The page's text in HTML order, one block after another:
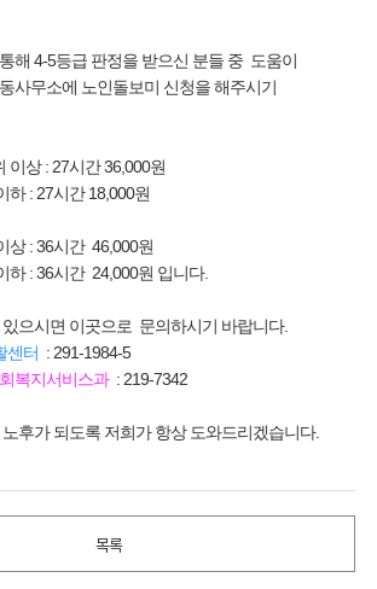
해 4-5등급 판정을 받으신 분들 중 도움이
사무소에 노인돌보미 신청을 해주시기
이상 : 27시간 36,000원
27시간 18,000원
36시간 46,000원
시간 24,000원 입니다.
으시면 이곳으로 문의하시기 바랍니다.
센터 : 291-1984-5
복지서비스과: 219-7342
후가 되도록 저희가 항상 도와드리겠습니다.
목록